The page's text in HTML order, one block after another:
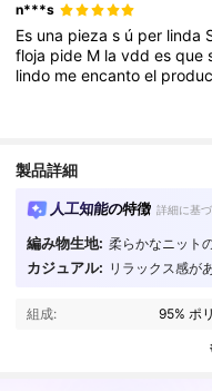
n***s
Es una piezas ú per linda
floja pide M lavddesque
lindo meencantoel
gruesano
ultra
megarecomiendo
製品詳細
人工知能の特徴 詳細に基
編み物生地: 柔らかなニット
カジュアル: リラックス感が
組成: 95% ポ
4.91 6.6M フ
6.6M フ